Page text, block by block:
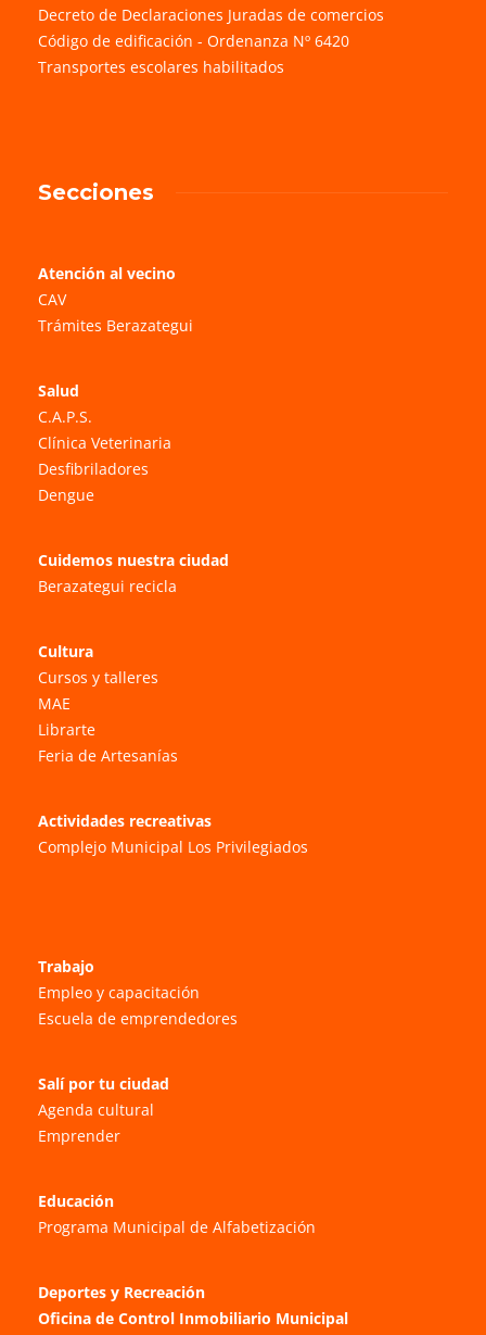
Decreto de Declaraciones Juradas de comercios
Código de edificación - Ordenanza Nº 6420
Transportes escolares habilitados
Secciones
Atención al vecino
CAV
Trámites Berazategui
Salud
C.A.P.S.
Clínica Veterinaria
Desfibriladores
Dengue
Cuidemos nuestra ciudad
Berazategui recicla
Cultura
Cursos y talleres
MAE
Librarte
Feria de Artesanías
Actividades recreativas
Complejo Municipal Los Privilegiados
Trabajo
Empleo y capacitación
Escuela de emprendedores
Salí por tu ciudad
Agenda cultural
Emprender
Educación
Programa Municipal de Alfabetización
Deportes y Recreación
Oficina de Control Inmobiliario Municipal